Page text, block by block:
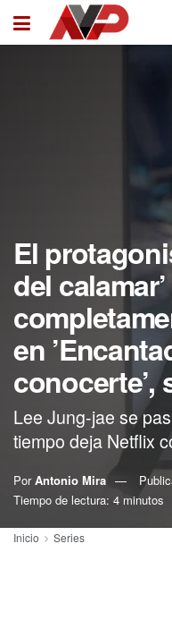
El
del
en
conocerte’,
Lee Jung-jae se
tiempo deja Netflix
Por Antonio Mira
Tiempo de lectura: 4 minutos
Inicio Series